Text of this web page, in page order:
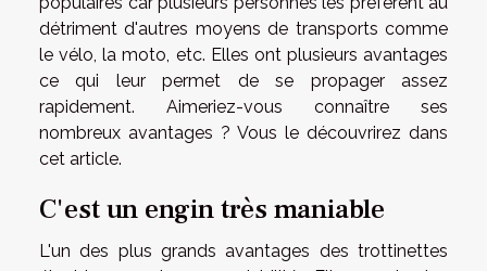
détriment d'autres moyens de transports comme
le vélo, la moto, etc. Elles ont plusieurs avantages
ce qui leur permet de se propager assez
rapidement. Aimeriez-vous connaître ses
nombreux avantages ? Vous le découvrirez dans
cet article.
C'est un engin très maniable
L'un des plus grands avantages des trottinettes